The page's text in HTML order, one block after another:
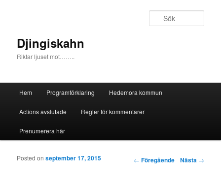
Djingiskahn
Riktar ljuset mot……..
Hoppa till huvudinnehåll
Hoppa till sekundärt innehåll
Hem Programförklaring Hedemora kommun
Actions avslutade Regler för kommentarer
Prenumerera här
Inläggsnavigering ← Föregående Nästa →
Posted onseptember 17, 2015